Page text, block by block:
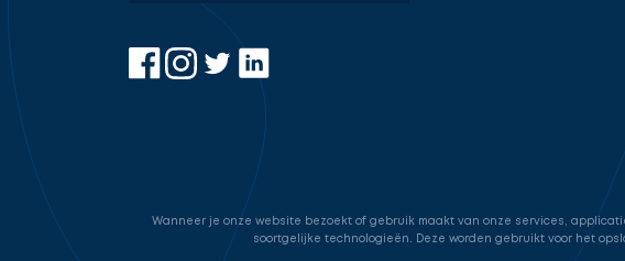
Wanneer je onze website bezoekt of gebruik maakt van onze services,
soortgelijke technologieën. Deze worden gebruikt voor het